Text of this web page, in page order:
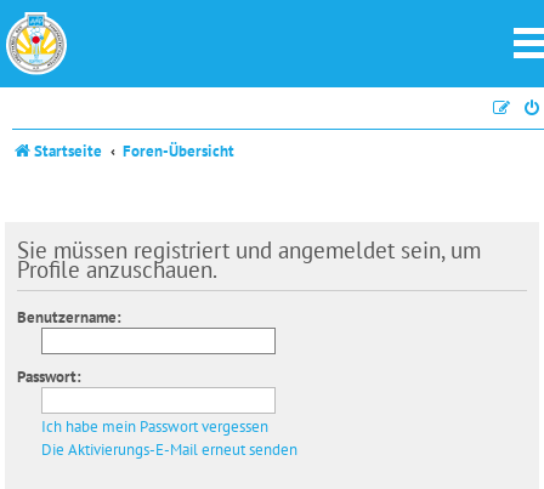
Startseite Foren-Übersicht
Sie müssen registriert und angemeldet sein, um
Profile anzuschauen.
Benutzername:
Passwort:
Ich habe mein Passwort vergessen
Die Aktivierungs-E-Mail erneut senden